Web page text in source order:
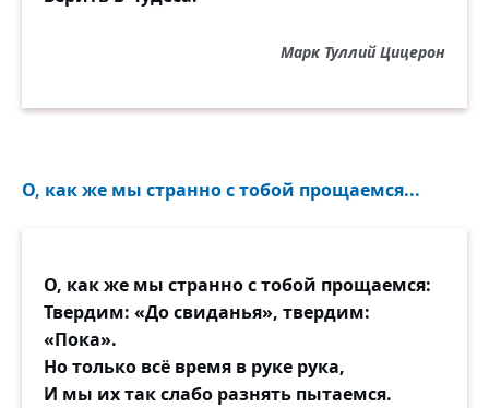
Марк Туллий Цицерон
О, как же мы странно с тобой прощаемся...
О, как же мы странно с тобой прощаемся:
Твердим: «До свиданья», твердим:
«Пока».
Но только всё время в руке рука,
И мы их так слабо разнять пытаемся.